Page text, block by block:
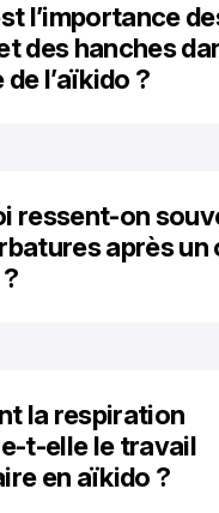
l’importance
des hanches
l’aïkido ?
ressent-on
après un
la respiration
t-elle le travail
en aïkido ?